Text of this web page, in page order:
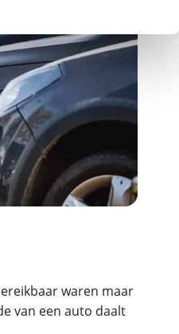
waren maar
van een auto daalt